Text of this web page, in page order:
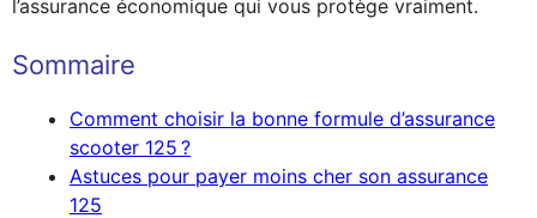
l’assurance économique qui vous protège vraiment.
Sommaire
Comment choisir la bonne formule d’assurance
scooter 125 ?
Astuces pour payer moins cher son assurance
125